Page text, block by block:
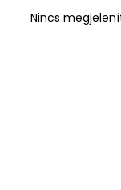
Nincs